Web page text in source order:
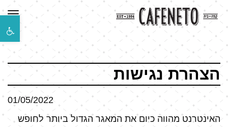
הצהרת נגישות
01/05/2022
האינטרנט מהווה כיום את המאגר הגדול ביותר לחופש